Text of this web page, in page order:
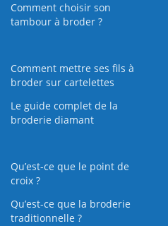
Comment choisir son
tambour à broder ?
Comment mettre ses fils à
broder sur cartelettes
Le guide complet de la
broderie diamant
Qu’est-ce que le point de
croix ?
Qu’est-ce que la broderie
traditionnelle ?